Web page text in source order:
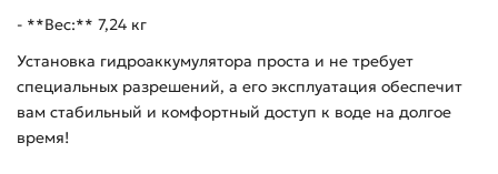
- **Вес:** 7,24 кг
Установка гидроаккумулятора проста и не требует
специальных разрешений, а его эксплуатация обеспечит
вам стабильный и комфортный доступ к воде на долгое
время!